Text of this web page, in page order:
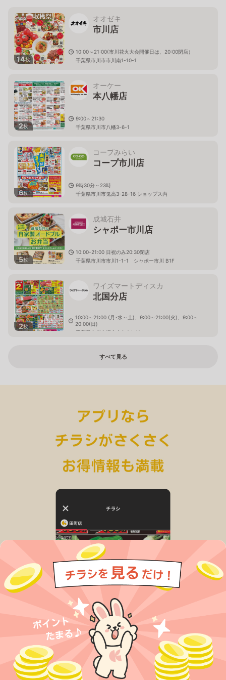
14枚
オオゼキ
市川店
10:00～21:00(市川花火大会開催日は、20:00閉店）
千葉県市川市市川南1-10-1
2枚
オーケー
本八幡店
9:00～21:30
千葉県市川市八幡3-6-1
6枚
コープみらい
コープ市川店
9時30分～23時
千葉県市川市鬼高3-28-16 ショップス内
5枚
成城石井
シャポー市川店
10:00-21:00 日祝のみ20:30閉店
千葉県市川市市川1-1-1 シャポー市川 B1F
2枚
ワイズマートディスカ
北国分店
10:00～21:00 (月･水～土)、9:00～21:00(火)、9:00～
20:00(日)
千葉県市川市堀之内3-24-19
すべて見る